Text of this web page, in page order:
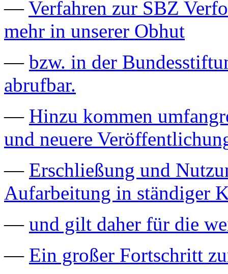
—Verfahren zur SBZ
mehr in unserer Obhut
— bzw. in der
abrufbar.
— Hinzu kommen
und neuere
— Erschließung und
Aufarbeitung in ständiger
— und gilt daher für die
— Ein großer Fortschritt